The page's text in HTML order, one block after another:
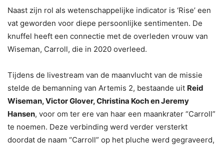
Naast zijn rol als wetenschappelijke indicator is ‘Rise’ een
vat geworden voor diepe persoonlijke sentimenten. De
knuffel heeft een connectie met de overleden vrouw van
Wiseman, Carroll, die in 2020 overleed.
Tijdens de livestream van de maanvlucht van de missie
stelde de bemanning van Artemis 2, bestaande uit Reid
Wiseman, Victor Glover, Christina Koch en Jeremy
Hansen, voor om ter ere van haar een maankrater “Carroll”
te noemen. Deze verbinding werd verder versterkt
doordat de naam “Carroll” op het pluche werd gegraveerd,